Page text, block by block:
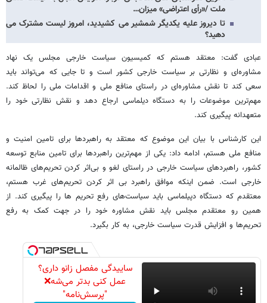
ملت /«رأی اعتراضی» میزان…
تا دیروز علیه یکدیگر شمشیر می کشیدید، امروز لیست مشترک می
دهید؟
عبادی گفت: معتقد هستم که کمیسیون سیاست خارجی مجلس یک نهاد
مشاوره‌ای و نظارتی بر سیاست خارجی کشور است و تا جایی که می‌تواند باید
سعی کند تا نقش مشاوره‌ای در راستای منافع ملی و اقدامات ملی را لحاظ کند.
مهم‌ترین موضوعات را به دستگاه دیلماسی ارجاع دهد و نقش نظارتی خود را
متعهدانه پیگیری کند.
این کارشناس با بیان این موضوع که معتقد به راهبردها برای تامین امنیت و
منافع ملی هستم، ادامه داد: یکی از مهم‌ترین راهبردها برای تامین منابع توسعه
کشور، راهبردهای سیاست خارجی در راستای لغو و بی‌اثر کردن تحریم‌های ظالمانه
خارجی است. ضمن اینکه موافق راهبرد بی اثر کردن تحریم‌های غرب هستم،
معتقدم که دستگاه دپیلماسی باید سیاست‌های رفع تحریم ها را پیگیری کند. از
همین رو معتقدم مجلس باید نقش مشاوره خود را در جهت کمک به رفع
تحریم‌ها و افزایش قدرت سیاست خارجی، به کار بگیرد.
ساییدگی مفصل زانو داری؟
عمل کنی بدتر می‌شه❌
"پرسش‌نامه"